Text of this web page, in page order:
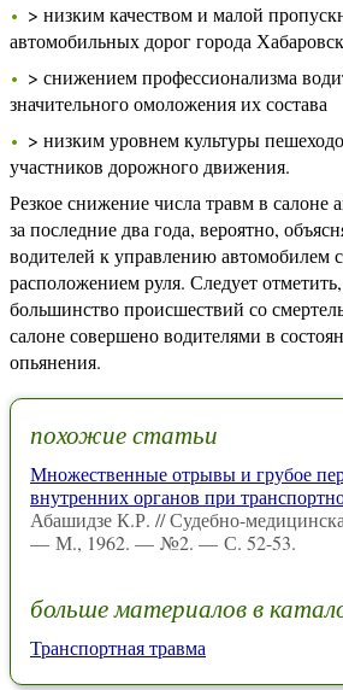
> низким качеством и малой
автомобильных дорог города
> снижением профессионализма
значительного омоложения их состава
> низким уровнем культуры
участников дорожного движения.
Резкое снижение числа травм в
за последние два года, вероятно,
водителей к управлению автомобилем
расположением руля. Следует
большинство происшествий со
салоне совершено водителями в
опьянения.
похожие статьи
Множественные отрывы и грубое
внутренних органов при
Абашидзе К.Р. // Судебно-
— М., 1962. — №2. — С. 52-53.
больше материалов в
Транспортная травма